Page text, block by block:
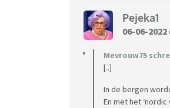
Pejeka1
06-06-2022
Mevrouw75
[..]
In de bergen
En met het